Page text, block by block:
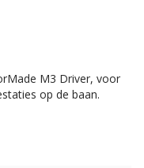
M3 Driver, voor
op de baan.